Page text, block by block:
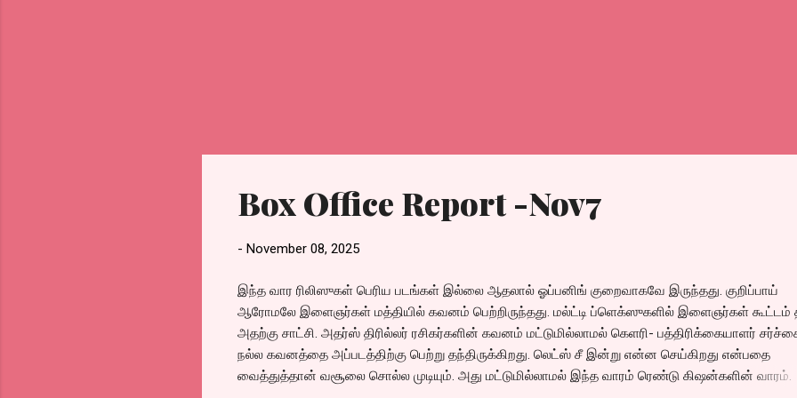
Box Office Report -Nov7
- November 08, 2025
இந்த வார ரிலிஸுகள் பெரிய படங்கள் இல்லை ஆதலால் ஓப்பனிங் குறைவாகவே இருந்தது. குறிப்பாய்
ஆரோமலே இளைஞர்கள் மத்தியில் கவனம் பெற்றிருந்தது. மல்ட்டி ப்ளெக்ஸுகளில் இளைஞர்கள் கூட்டம்
அதற்கு சாட்சி. அதர்ஸ் திரில்லர் ரசிகர்களின் கவனம் மட்டுமில்லாமல் கெளரி- பத்திரிக்கையாளர்
நல்ல கவனத்தை அப்படத்திற்கு பெற்று தந்திருக்கிறது. லெட்ஸ் சீ இன்று என்ன செய்கிறது என்பதை
வைத்துத்தான் வசூலை சொல்ல முடியும். அது மட்டுமில்லாமல் இந்த வாரம் ரெண்டு கிஷன்களின் வாரம்.